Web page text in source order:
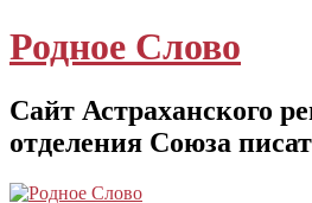
Родное Слово
Сайт Астраханского
отделения Союза